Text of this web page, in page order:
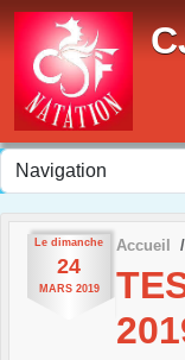
Le dimanche
24
MARS 2019
Accueil
Panneau de gestion